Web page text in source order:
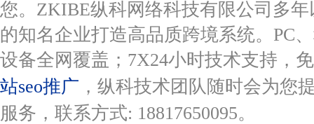
您。ZKIBE纵科网络科技有限公司多
的知名企业打造高品质跨境系统。PC
设备全网覆盖；7X24小时技术支持，
站seo推广 ，纵科技术团队随时会为您
服务，联系方式: 18817650095。